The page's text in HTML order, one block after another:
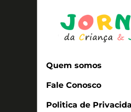
Quem somos
Fale Conosco
Politica de